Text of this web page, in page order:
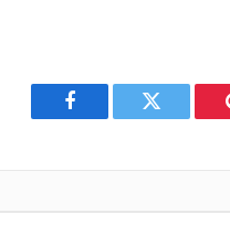
Facebook Twitter